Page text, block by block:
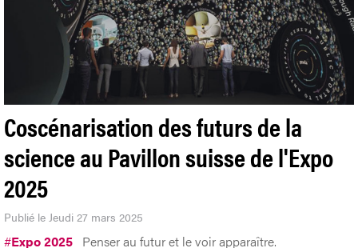
Coscénarisation des futurs de la
science au Pavillon suisse de l'Expo
2025
Publié le Jeudi 27 mars 2025
#Expo 2025 Penser au futur et le voir apparaître.